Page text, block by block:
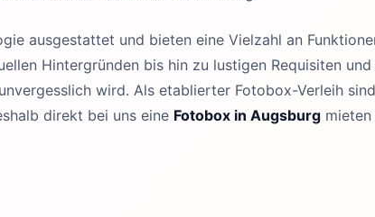
ausgestattet und bieten eine Vielzahl an
Hintergründen bis hin zu lustigen Requisiten
wird. Als etablierter Fotobox-Verleih
direkt bei uns eine Fotobox in Augsburg